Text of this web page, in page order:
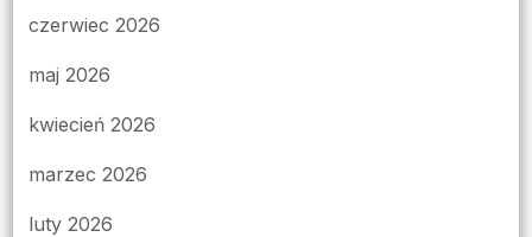
czerwiec 2026
maj 2026
kwiecień 2026
marzec 2026
luty 2026